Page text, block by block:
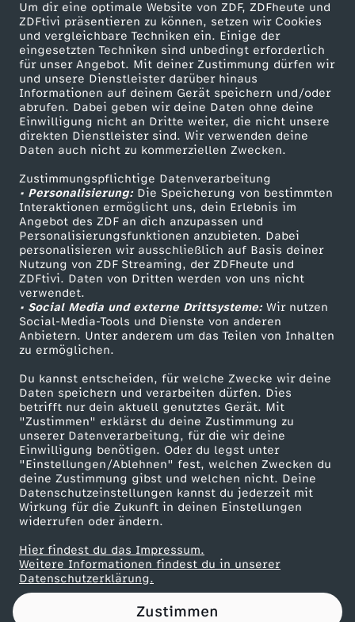
Um dir eine optimale Website von ZDF, ZDFheute und
ZDFtivi präsentieren zu können, setzen wir Cookies
und vergleichbare Techniken ein. Einige der
eingesetzten Techniken sind unbedingt erforderlich
für unser Angebot. Mit deiner Zustimmung dürfen wir
und unsere Dienstleister darüber hinaus
Informationen auf deinem Gerät speichern und/oder
abrufen. Dabei geben wir deine Daten ohne deine
Einwilligung nicht an Dritte weiter, die nicht unsere
direkten Dienstleister sind. Wir verwenden deine
Daten auch nicht zu kommerziellen Zwecken.
Zustimmungspflichtige Datenverarbeitung
• Personalisierung:Die Speicherung von bestimmten
Interaktionen ermöglicht uns, dein Erlebnis im
Angebot des ZDF an dich anzupassen und
Personalisierungsfunktionen anzubieten. Dabei
personalisieren wir ausschließlich auf Basis deiner
Nutzung von ZDF Streaming, der ZDFheute und
ZDFtivi. Daten von Dritten werden von uns nicht
verwendet.
• Social Media und externe Drittsysteme:Wir nutzen
Social-Media-Tools und Dienste von anderen
Anbietern. Unter anderem um das Teilen von Inhalten
zu ermöglichen.
Du kannst entscheiden, für welche Zwecke wir deine
Daten speichern und verarbeiten dürfen. Dies
betrifft nur dein aktuell genutztes Gerät. Mit
"Zustimmen" erklärst du deine Zustimmung zu
unserer Datenverarbeitung, für die wir deine
Einwilligung benötigen. Oder du legst unter
"Einstellungen/Ablehnen" fest, welchen Zwecken du
deine Zustimmung gibst und welchen nicht. Deine
Datenschutzeinstellungen kannst du jederzeit mit
Wirkung für die Zukunft in deinen Einstellungen
widerrufen oder ändern.
Hier findest du das Impressum.
Weitere Informationen findest du in unserer
Datenschutzerklärung.
Zustimmen
.
1
5
-
H
i
s
t
o
r
i
s
c
h
e
D
Mehr ZDF
ZDF-Apps
Smart TV
ZDFtext
Livestreams
Sendungen A-Z
TV-Programm
Service
ZDFmitreden
Kontakt zum ZDF
Tickets
Zuschauerservice
Hilfe
ZDF Unternehmen
Karriere
ZDF goes Schule
Werbefernsehen
Mainzelmännchen
Partner